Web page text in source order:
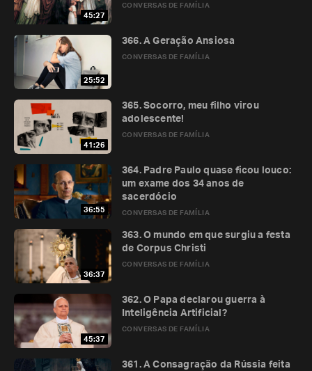
45:27
CONVERSAS DE FAMÍLIA
25:52
CONVERSAS DE FAMÍLIA
366. A Geração Ansiosa
41:26
CONVERSAS DE FAMÍLIA
365. Socorro, meu filho virou
adolescente!
36:55 CONVERSAS DE FAMÍLIA
364. Padre Paulo quase ficou louco:
um exame dos 34 anos de
sacerdócio
36:37
CONVERSAS DE FAMÍLIA
363. O mundo em que surgiu a festa
de Corpus Christi
45:37
CONVERSAS DE FAMÍLIA
362. O Papa declarou guerra à
Inteligência Artificial?
361. A Consagração da Rússia feita